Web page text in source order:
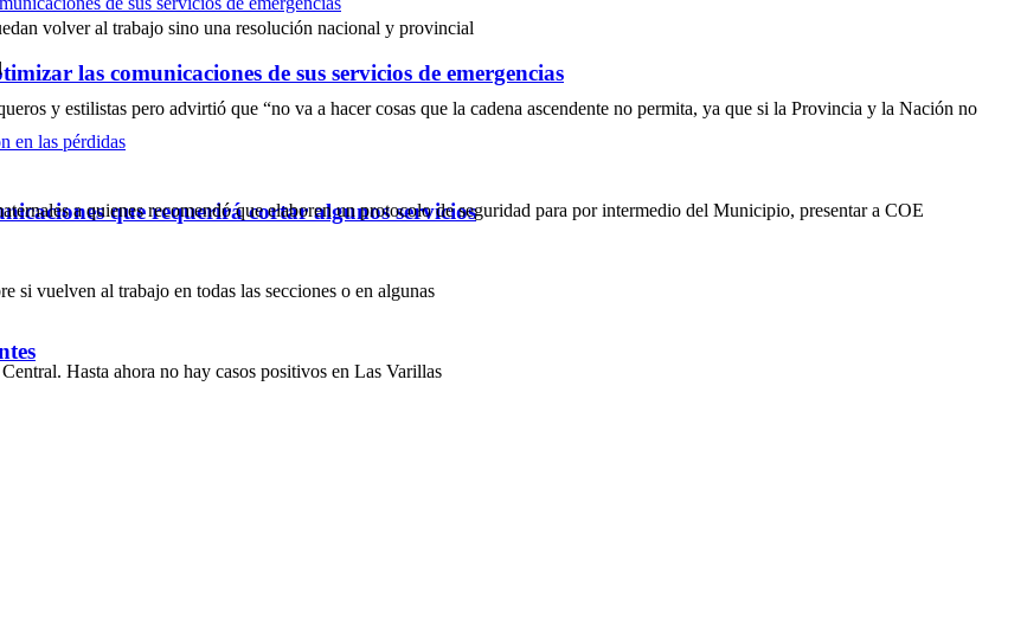
las comunicaciones de sus servicios de emergencias
que requerirá cortar algunos servicios
volver al trabajo sino una resolución nacional y provincial
y estilistas pero advirtió que “no va a hacer cosas que la cadena ascendente no permita, ya que si la Provincia y la Nación no
a quienes recomendó que elaboren un protocolo de seguridad para por intermedio del Municipio, presentar a COE
si vuelven al trabajo en todas las secciones o en algunas
Hasta ahora no hay casos positivos en Las Varillas